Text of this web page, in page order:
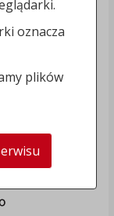
oznacza
plików